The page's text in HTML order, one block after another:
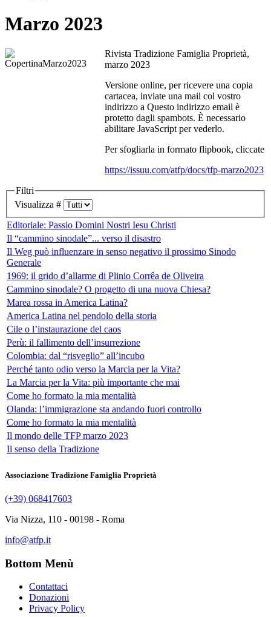
Marzo 2023
Rivista Tradizione Famiglia Proprietà,
marzo 2023
Versione online, per ricevere una copia
cartacea, inviate una mail col vostro
indirizzo a Questo indirizzo email è
protetto dagli spambots. È necessario
abilitare JavaScript per vederlo.
Per sfogliarla in formato flipbook, cliccate
https://issuu.com/atfp/docs/tfp-marzo2023
Filtri
Visualizza #
Editoriale: Passio Domini Nostri Iesu Christi
Il “cammino sinodale”... verso il disastro
Il Weg può influenzare in senso negativo il prossimo Sinodo
Generale
1969: il grido d’allarme di Plinio Corrêa de Oliveira
Cammino sinodale? O progetto di una nuova Chiesa?
Marea rossa in America Latina?
America Latina nel pendolo della storia
Cile o l’instaurazione del caos
Perù: il fallimento dell’insurrezione
Colombia: dal “risveglio” all’incubo
Perché tanto odio verso la Marcia per la Vita?
La Marcia per la Vita: più importante che mai
Come ho formato la mia mentalità
Olanda: l’immigrazione sta andando fuori controllo
Come ho formato la mia mentalità
Il mondo delle TFP marzo 2023
Il senso della Tradizione
Associazione Tradizione Famiglia Proprietà
(+39) 068417603
Via Nizza, 110 - 00198 - Roma
info@atfp.it
Bottom Menù
Contattaci
Donazioni
Privacy Policy